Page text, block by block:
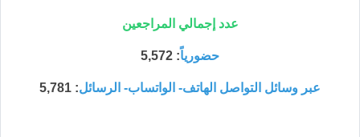
عدد إجمالي المراجعين
حضورياً: 5,572
عبر وسائل التواصل الهاتف- الواتساب- الرسائل: 5,781